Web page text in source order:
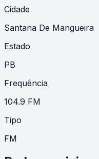
Cidade
Santana De Mangueira
Estado
PB
Frequência
104.9 FM
Tipo
FM